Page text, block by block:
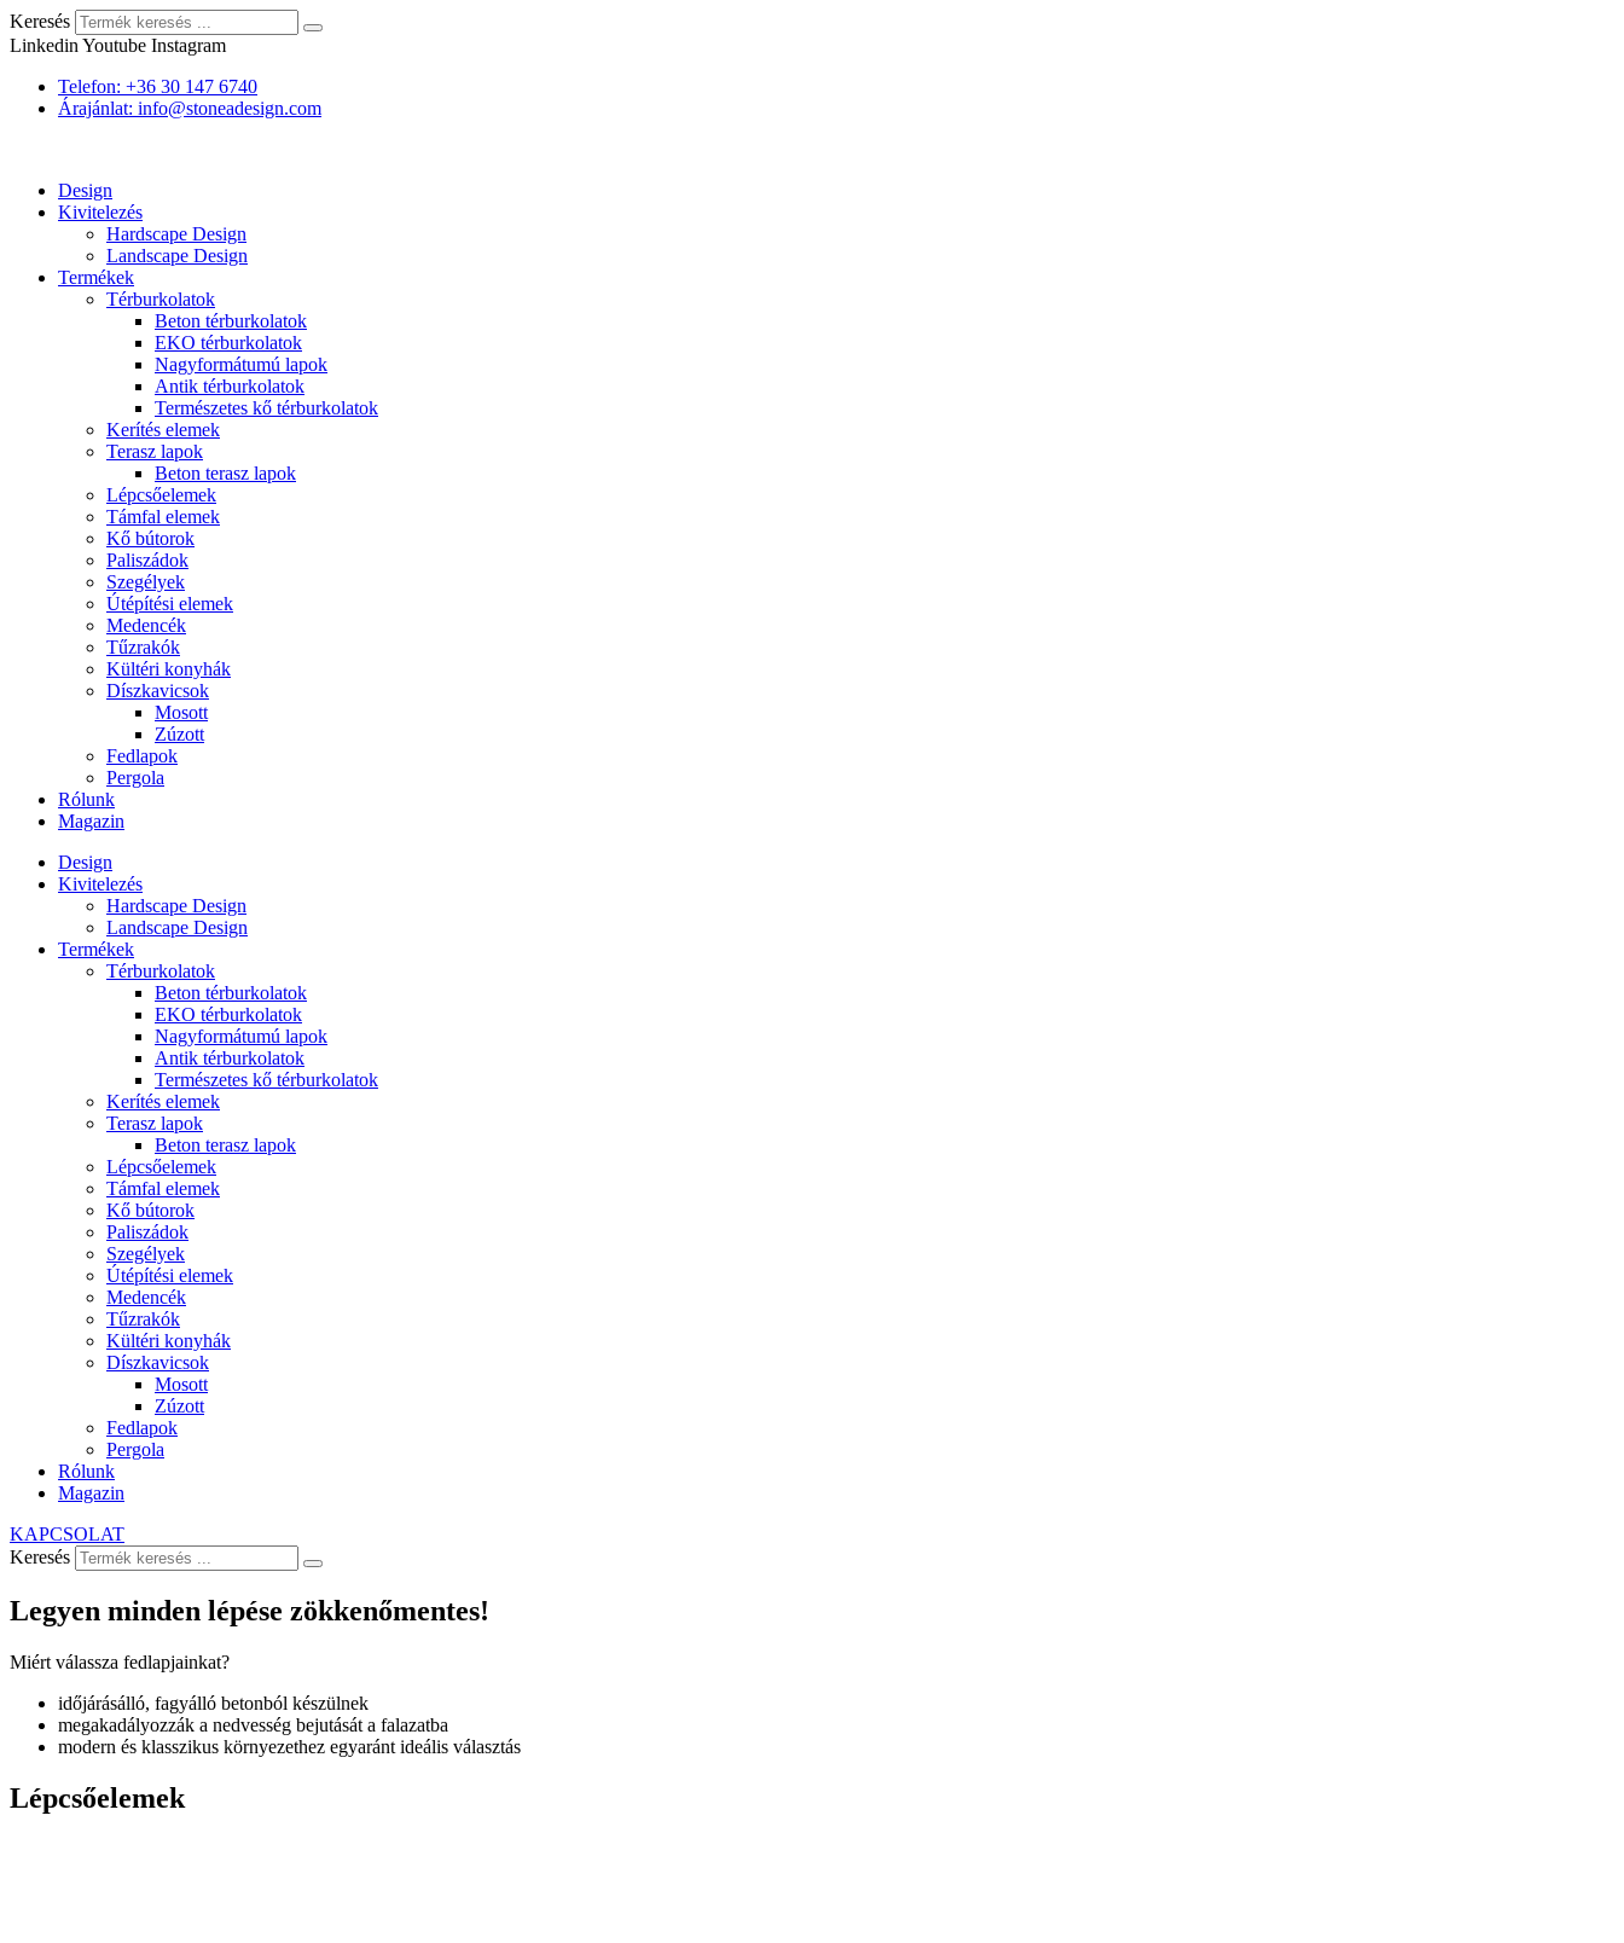
Keresés
Linkedin Youtube Instagram
Telefon: +36 30 147 6740
Árajánlat: info@stoneadesign.com
Design
Kivitelezés
Hardscape Design
Landscape Design
Termékek
Térburkolatok
Beton térburkolatok
EKO térburkolatok
Nagyformátumú lapok
Antik térburkolatok
Természetes kő térburkolatok
Kerítés elemek
Terasz lapok
Beton terasz lapok
Lépcsőelemek
Támfal elemek
Kő bútorok
Paliszádok
Szegélyek
Útépítési elemek
Medencék
Tűzrakók
Kültéri konyhák
Díszkavicsok
Mosott
Zúzott
Fedlapok
Pergola
Rólunk
Magazin
Design
Kivitelezés
Hardscape Design
Landscape Design
Termékek
Térburkolatok
Beton térburkolatok
EKO térburkolatok
Nagyformátumú lapok
Antik térburkolatok
Természetes kő térburkolatok
Kerítés elemek
Terasz lapok
Beton terasz lapok
Lépcsőelemek
Támfal elemek
Kő bútorok
Paliszádok
Szegélyek
Útépítési elemek
Medencék
Tűzrakók
Kültéri konyhák
Díszkavicsok
Mosott
Zúzott
Fedlapok
Pergola
Rólunk
Magazin
KAPCSOLAT
Keresés
Legyen minden lépése zökkenőmentes!
Miért válassza fedlapjainkat?
időjárásálló, fagyálló betonból készülnek
megakadályozzák a nedvesség bejutását a falazatba
modern és klasszikus környezethez egyaránt ideális választás
Lépcsőelemek